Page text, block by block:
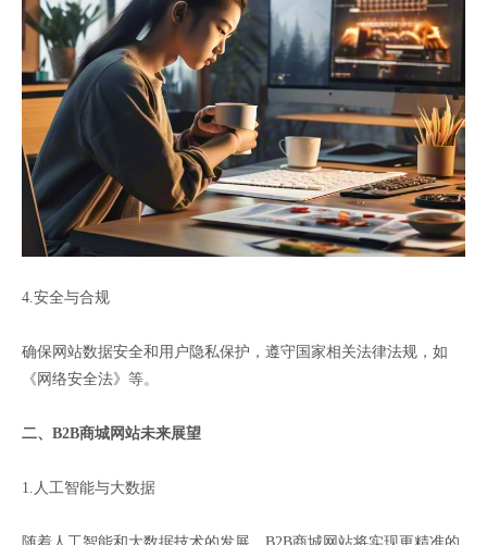
4.安全与合规
确保网站数据安全和用户隐私保护，遵守国家相关法律法规，如
《网络安全法》等。
二、B2B商城网站未来展望
1.人工智能与大数据